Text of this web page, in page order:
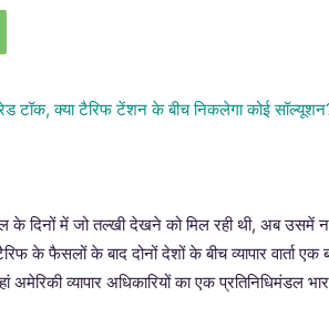
के दिनों में जो तल्खी देखने को मिल रही थी, अब
के फैसलों के बाद दोनों देशों के बीच व्यापार वार्ता
अमेरिकी व्यापार अधिकारियों का एक प्रतिनिधिमंडल